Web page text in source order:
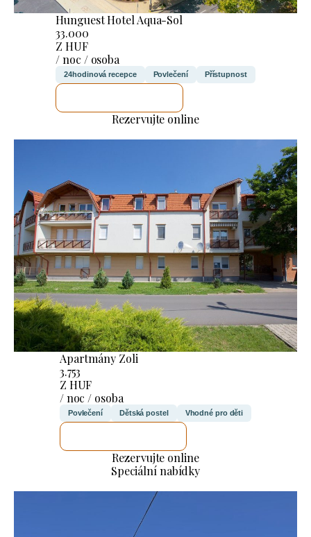
Hunguest Hotel Aqua-Sol
33.000
Z HUF
/ noc / osoba
24hodinová recepce Povlečení Přístupnost
Rezervujte online
Apartmány Zoli
3.753
Z HUF
/ noc / osoba
Povlečení Dětská postel Vhodné pro děti
Rezervujte online
Speciální nabídky